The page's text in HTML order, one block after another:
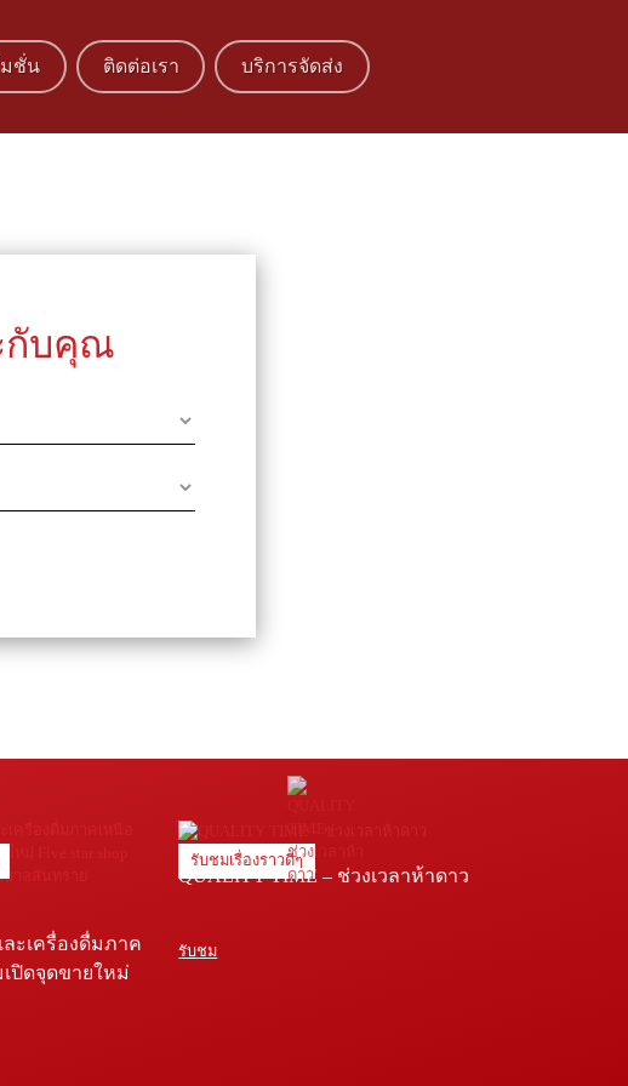
มชั่น ติดต่อเรา บริการจัดส่ง
กับคุณ
ะเครื่องดื่มภาค
ปิดจุดขายใหม่
ชียงใหม่
รับชมเรื่องราวดีๆ
QUALITY TIME – ช่วงเวลาห้าดาว
รับชม